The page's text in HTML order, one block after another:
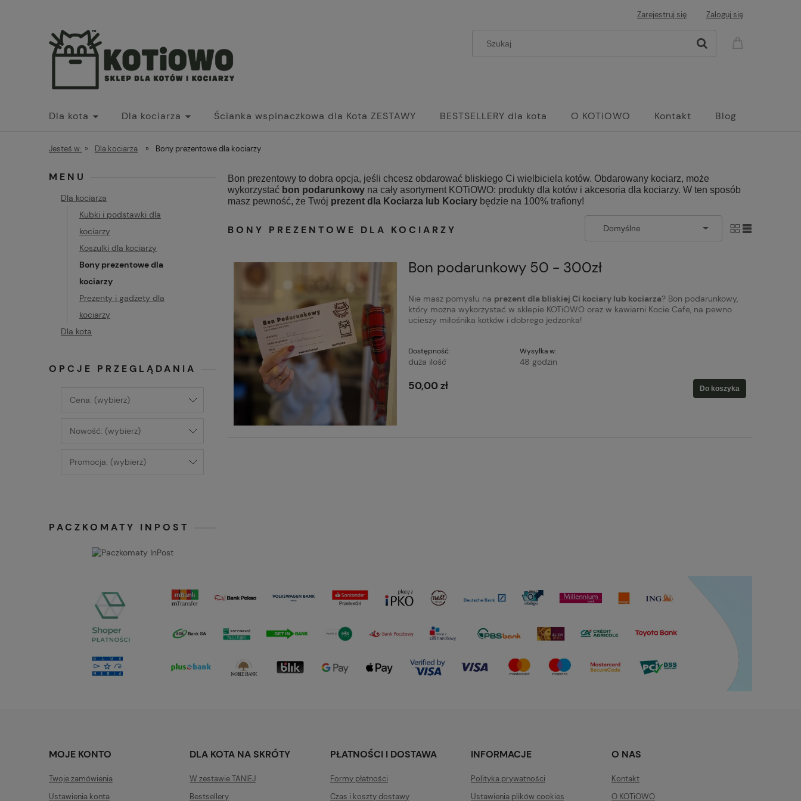
Zarejestruj się Zaloguj się
Dla kota Dla kociarza Ścianka wspinaczkowa dla Kota ZESTAWY BESTSELLERY dla kota O KOTiOWO Kontakt Blog
Jesteś w: » Dla kociarza » Bony prezentowe dla kociarzy
MENU
Dla kociarza
Kubki i podstawki dla
kociarzy
Koszulki dla kociarzy
Bony prezentowe dla
kociarzy
Prezenty i gadżety dla
kociarzy
Dla kota
OPCJE PRZEGLĄDANIA
Cena: (wybierz)
Nowość: (wybierz)
Promocja: (wybierz)
PACZKOMATY INPOST
Bon prezentowy to dobra opcja, jeśli chcesz obdarować bliskiego Ci wielbiciela kotów. Obdarowany kociarz, może
wykorzystać bon podarunkowy na cały asortyment KOTiOWO: produkty dla kotów i akcesoria dla kociarzy. W ten sposób
masz pewność, że Twój prezent dla Kociarza lub Kociary będzie na 100% trafiony!
BONY PREZENTOWE DLA KOCIARZY
Bon podarunkowy 50 - 300zł
Nie masz pomysłu na prezent dla bliskiej Ci kociary lub kociarza? Bon podarunkowy,
który można wykorzystać w sklepie KOTiOWO oraz w kawiarni Kocie Cafe, na pewno
ucieszy miłośnika kotków i dobrego jedzonka!
Dostępność:
duża ilość
Wysyłka w:
48 godzin
50,00 zł Do koszyka
MOJE KONTO
Twoje zamówienia
Ustawienia konta
DLA KOTA NA SKRÓTY
W zestawie TANIEJ
Bestsellery
PŁATNOŚCI I DOSTAWA
Formy płatności
Czas i koszty dostawy
INFORMACJE
Polityka prywatności
Ustawienia plików cookies
O NAS
Kontakt
O KOTiOWO